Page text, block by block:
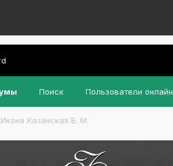
Поиск Пользователи онлайн
Икона Казанская Б. М.